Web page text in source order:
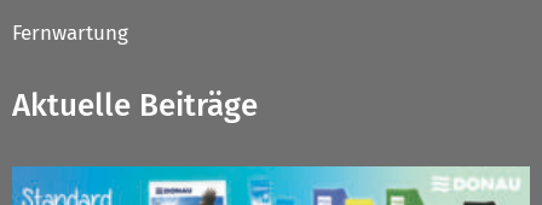
Fernwartung
Aktuelle Beiträge